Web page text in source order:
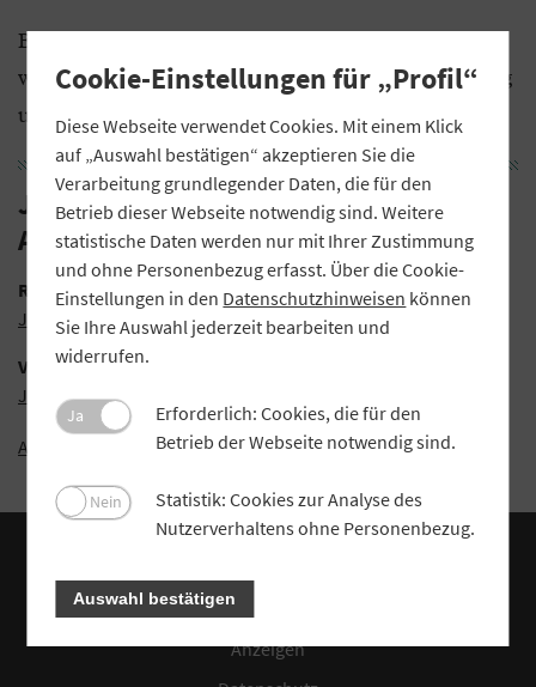
Banken, die eine Veröffentlichung wünschen,
wenden sich bitte an die „Profil“-Anzeigenabteilung
unter:
anzeigen(at)profil.bayern
Jahresabschlüsse September-
Ausgabe
Raiffeisenbank Schwabmünchen-Stauden eG
Jahresabschluss (PDF)
VR-Bank Coburg eG
Jahresabschluss (PDF)
Alle Jahresabschlüsse (PDF)
Anzeigen
Cookie-Einstellungen für „Profil“
Diese Webseite verwendet Cookies. Mit einem Klick
auf „Auswahl bestätigen“ akzeptieren Sie die
Verarbeitung grundlegender Daten, die für den
Betrieb dieser Webseite notwendig sind. Weitere
statistische Daten werden nur mit Ihrer Zustimmung
und ohne Personenbezug erfasst. Über die Cookie-
Einstellungen in den Datenschutzhinweisen können
Sie Ihre Auswahl jederzeit bearbeiten und
widerrufen.
Ja
Erforderlich: Cookies, die für den
Betrieb der Webseite notwendig sind.
Nein
Statistik: Cookies zur Analyse des
Nutzerverhaltens ohne Personenbezug.
Auswahl bestätigen